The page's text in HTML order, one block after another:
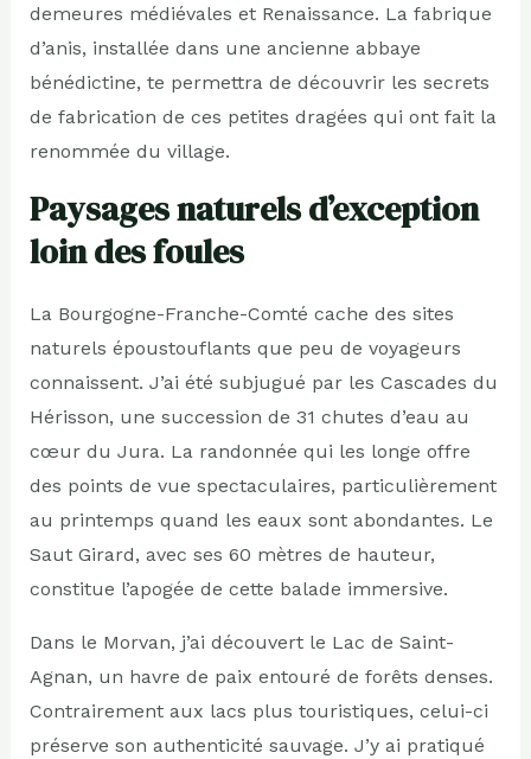
demeures médiévales et Renaissance. La fabrique
d’anis, installée dans une ancienne abbaye
bénédictine, te permettra de découvrir les secrets
de fabrication de ces petites dragées qui ont fait la
renommée du village.
Paysages naturels d’exception
loin des foules
La Bourgogne-Franche-Comté cache des sites
naturels époustouflants que peu de voyageurs
connaissent. J’ai été subjugué par les Cascades du
Hérisson, une succession de 31 chutes d’eau au
cœur du Jura. La randonnée qui les longe offre
des points de vue spectaculaires, particulièrement
au printemps quand les eaux sont abondantes. Le
Saut Girard, avec ses 60 mètres de hauteur,
constitue l’apogée de cette balade immersive.
Dans le Morvan, j’ai découvert le Lac de Saint-
Agnan, un havre de paix entouré de forêts denses.
Contrairement aux lacs plus touristiques, celui-ci
préserve son authenticité sauvage. J’y ai pratiqué